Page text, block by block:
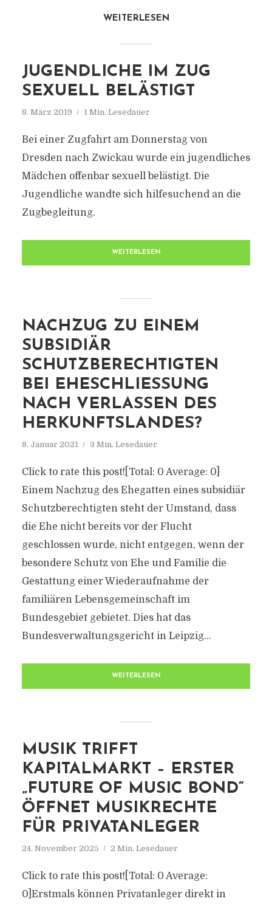
WEITERLESEN
JUGENDLICHE IM ZUG
SEXUELL BELÄSTIGT
8. März 2019 1 Min. Lesedauer
Bei einer Zugfahrt am Donnerstag von
Dresden nach Zwickau wurde ein jugendliches
Mädchen offenbar sexuell belästigt. Die
Jugendliche wandte sich hilfesuchend an die
Zugbegleitung.
WEITERLESEN
NACHZUG ZU EINEM
SUBSIDIÄR
SCHUTZBERECHTIGTEN
BEI EHESCHLIESSUNG N
ACH VERLASSEN DES H
ERKUNFTSLANDES?
8. Januar 2021 3 Min. Lesedauer
Click to rate this post![Total: 0 Average: 0]
Einem Nachzug des Ehegatten eines subsidiär
Schutzberechtigten steht der Umstand, dass
die Ehe nicht bereits vor der Flucht
geschlossen wurde, nicht entgegen, wenn der
besondere Schutz von Ehe und Familie die
Gestattung einer Wiederaufnahme der
familiären Lebensgemeinschaft im
Bundesgebiet gebietet. Dies hat das
Bundesverwaltungsgericht in Leipzig...
WEITERLESEN
MUSIK TRIFFT
KAPITALMARKT – ERSTER
„FUTURE OF MUSIC BOND“
ÖFFNET MUSIKRECHTE
FÜR PRIVATANLEGER
24. November 2025 2 Min. Lesedauer
Click to rate this post![Total: 0 Average:
0]Erstmals können Privatanleger direkt in